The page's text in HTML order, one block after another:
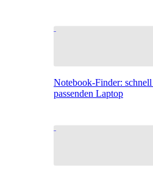
Notebook-Finder:
passenden Laptop